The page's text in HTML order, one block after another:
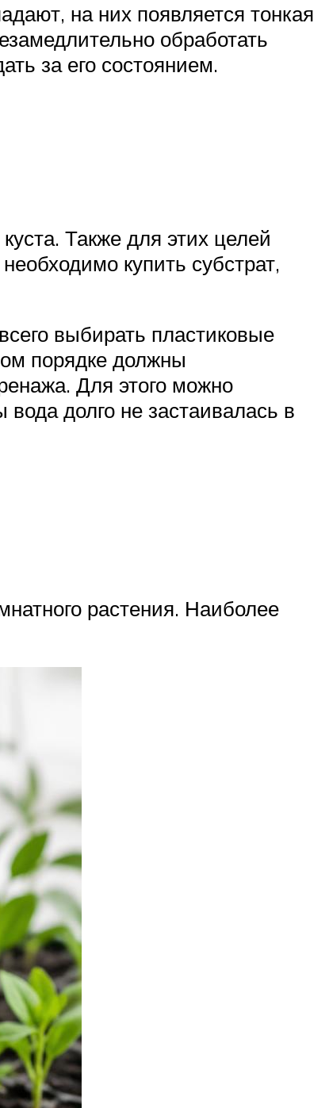
на них появляется тонкая
обработать
за его состоянием.
Также для этих целей
купить субстрат,
выбирать пластиковые
порядке должны
Для этого можно
долго не застаивалась в
растения. Наиболее